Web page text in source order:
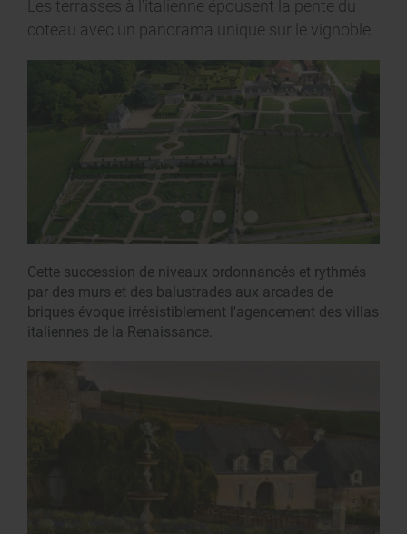
Les terrasses à l'italienne épousent la pente du
coteau avec un panorama unique sur le vignoble.
Cette succession de niveaux ordonnancés et rythmés
par des murs et des balustrades aux arcades de
briques évoque irrésistiblement l'agencement des villas
italiennes de la Renaissance.